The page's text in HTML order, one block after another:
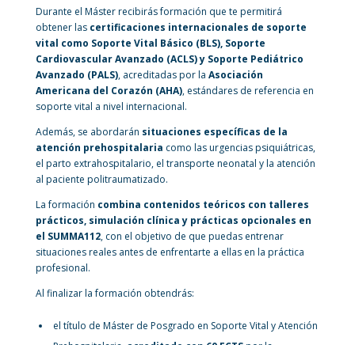
Durante el Máster recibirás formación que te permitirá
obtener las certificaciones internacionales de soporte
vital como Soporte Vital Básico (BLS), Soporte
Cardiovascular Avanzado (ACLS) y Soporte Pediátrico
Avanzado (PALS), acreditadas por la Asociación
Americana del Corazón (AHA), estándares de referencia en
soporte vital a nivel internacional.
Además, se abordarán situaciones específicas de la
atención prehospitalaria como las urgencias psiquiátricas,
el parto extrahospitalario, el transporte neonatal y la atención
al paciente politraumatizado.
La formación combina contenidos teóricos con talleres
prácticos, simulación clínica y prácticas opcionales en
el SUMMA112, con el objetivo de que puedas entrenar
situaciones reales antes de enfrentarte a ellas en la práctica
profesional.
Al finalizar la formación obtendrás:
el título de Máster de Posgrado en Soporte Vital y Atención